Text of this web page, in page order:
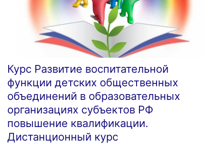
Курс Развитие воспитательной
функции детских общественных
объединений в образовательных
организациях субъектов РФ
повышение квалификации.
Дистанционный курс